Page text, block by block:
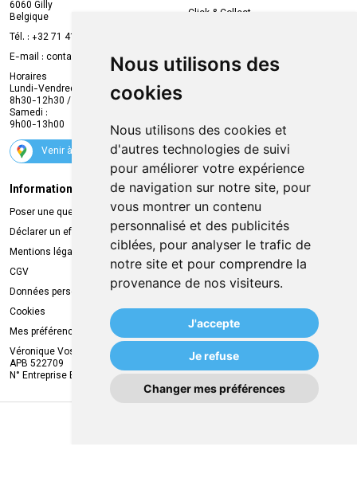
Nous utilisons des
cookies
Nous utilisons des cookies et
d'autres technologies de suivi
pour améliorer votre expérience
de navigation sur notre site, pour
vous montrer un contenu
personnalisé et des publicités
ciblées, pour analyser le trafic de
notre site et pour comprendre la
provenance de nos visiteurs.
J'accepte
Je refuse
Changer mes préférences
6060 Gilly
Belgique
Tél. : +32 71 41 32 10
E-mail : contact
mvapharma.be
Horaires
Lundi-Vendredi :
8h30-12h30 / 13h30-18h30
Samedi :
9h00-13h00
Venir à la pharmacie
Click & Collect
Compte professionnel
Envoi d’ordonnance
Suivez-nous
Informations légales
Poser une question
Déclarer un effet indésirable
Mentions légales
CGV
Données personnelles
Cookies
Mes préférences Cookies
Véronique Vos
APB 522709
N° Entreprise BE0749.944.612
Livraison
Retrait à la pharmacie
Livraison chez vous
Livraison dans un Point Relais